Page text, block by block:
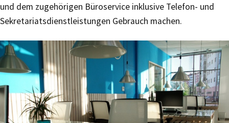
und dem zugehörigen Büroservice inklusive Telefon- und
Sekretariatsdienstleistungen Gebrauch machen.